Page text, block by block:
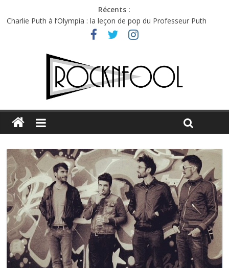
Récents :
Charlie Puth à l’Olympia : la leçon de pop du Professeur Puth
Festival Triptyque : un nouveau festival de musique indépendant
Hellfest 2026 vendredi : température et émotions en hausse
Hellfest 2026 jeudi : impossible de choisir entre chaleur et bonne
Première édition du Midgard Festival : entre bière, métal et